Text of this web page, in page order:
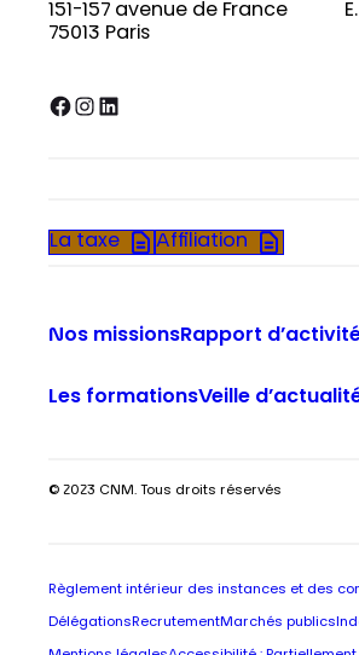
151-157 avenue de France
75013 Paris
Facebook InstagramLinkedIn
La taxe Affiliation
Nos missionsRapport
Les formationsVeille
© 2023 CNM. Tous droits réservés
Règlement intérieur des instances et des
Délégations RecrutementMarchés publics